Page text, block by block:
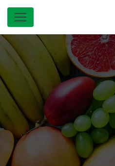
Panneau de gestion des cookies